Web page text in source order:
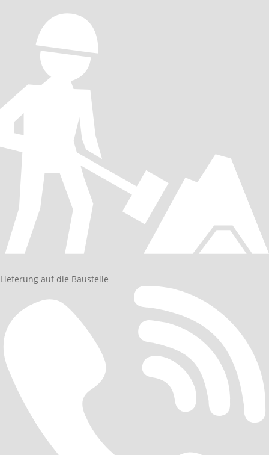
Lieferung auf die Baustelle